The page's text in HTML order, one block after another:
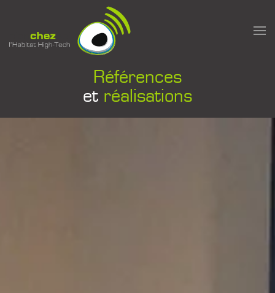
Passer au contenu principal
Références
et réalisations